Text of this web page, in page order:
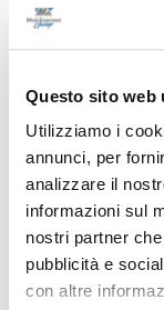
Questo sito web
Utilizziamo i
annunci, per
analizzare il
informazioni sul
nostri partner
pubblicità e
con altre
Correlati